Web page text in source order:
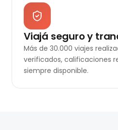
Viajá seguro y
Más de 30.000 viajes
verificados, calificaciones
siempre disponible.